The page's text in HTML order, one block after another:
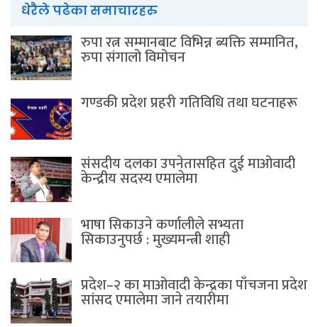
धेरैले पढेका समाचारहरु
रुपा रत्न सम्मानबाट विभिन्न ब्यक्ति सम्मानित,
रुपा संगालो विमोचन
गण्डकी प्रदेश प्रहरी गतिविधि तथा घटनाहरू
संसदीय दलका उपनेतासहित दुई माओवादी
केन्द्रीय सदस्य एमालेमा
भाषा सिकाउने कर्णालीले सभ्यता
सिकाउनुपर्छ : मुख्यमन्त्री शाही
प्रदेश–२ का माओवादी केन्द्रका पाँचजना प्रदेश
सांसद एमालेमा जाने तयारीमा